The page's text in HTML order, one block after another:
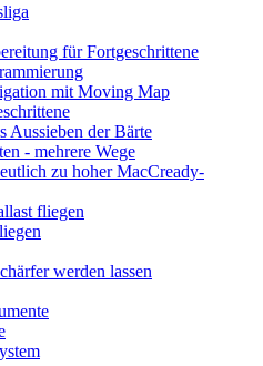
für Fortgeschrittene
mit Moving Map
Aussieben der Bärte
- mehrere Wege
zu hoher MacCready-
fliegen
werden lassen